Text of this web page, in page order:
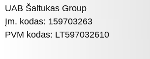
UAB Šaltukas Group
Įm. kodas: 159703263
PVM kodas: LT597032610